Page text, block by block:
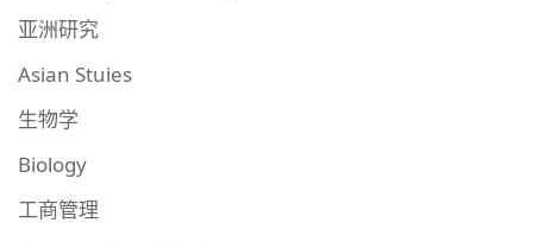
亚洲研究
Asian Stuies
生物学
Biology
工商管理